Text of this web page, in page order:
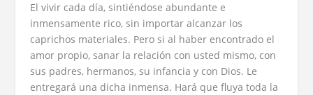
El vivir cada día, sintiéndose abundante e
inmensamente rico, sin importar alcanzar los
caprichos materiales. Pero si al haber encontrado el
amor propio, sanar la relación con usted mismo, con
sus padres, hermanos, su infancia y con Dios. Le
entregará una dicha inmensa. Hará que fluya toda la